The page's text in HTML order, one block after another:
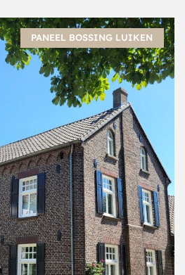
PANEEL BOSSING LUIKEN